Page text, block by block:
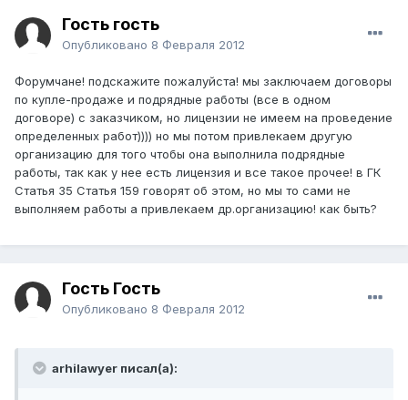
Гость гость
Опубликовано 8 Февраля 2012
Форумчане! подскажите пожалуйста! мы заключаем договоры
по купле-продаже и подрядные работы (все в одном
договоре) с заказчиком, но лицензии не имеем на проведение
определенных работ)))) но мы потом привлекаем другую
организацию для того чтобы она выполнила подрядные
работы, так как у нее есть лицензия и все такое прочее! в ГК
Статья 35 Статья 159 говорят об этом, но мы то сами не
выполняем работы а привлекаем др.организацию! как быть?
Гость Гость
Опубликовано 8 Февраля 2012
arhilawyer писал(а):